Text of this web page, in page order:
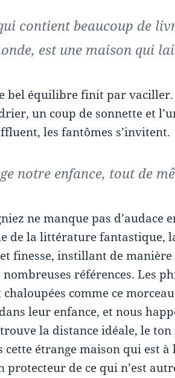
contient beaucoup de
est une maison qui
bel équilibre finit par vaciller.
un coup de sonnette et
les fantômes s’invitent.
notre enfance, tout de
ne manque pas d’audace
de la littérature fantastique,
finesse, instillant de
nombreuses références. Les
comme ce
leur enfance, et nous
trouve la distance idéale, le
cette étrange maison qui est
protecteur de ce qui n’est